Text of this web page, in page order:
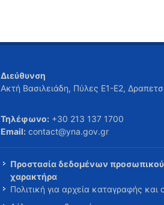
Διεύθυνση
Ακτή Βασιλειάδη, Πύλες Ε1-Ε2,
Τηλέφωνο: +30 213 137 1700
Email: contact@yna.gov.gr
Προστασία δεδομένων προσωπικού
χαρακτήρα
Πολιτική για αρχεία καταγραφής και